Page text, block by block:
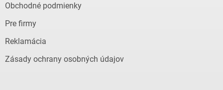
Obchodné podmienky
Pre firmy
Reklamácia
Zásady ochrany osobných údajov